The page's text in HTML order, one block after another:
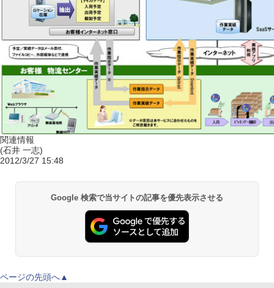
関連情報
(石井 一志)
2012/3/27 15:48
Google 検索で当サイトの記事を優先表示させる
ページの先頭へ▲